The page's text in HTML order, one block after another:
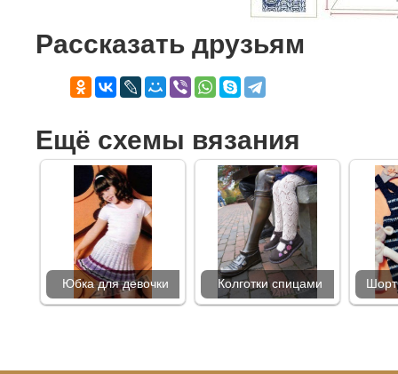
Рассказать друзьям
Ещё схемы вязания
Юбка для девочки Колготки спицами